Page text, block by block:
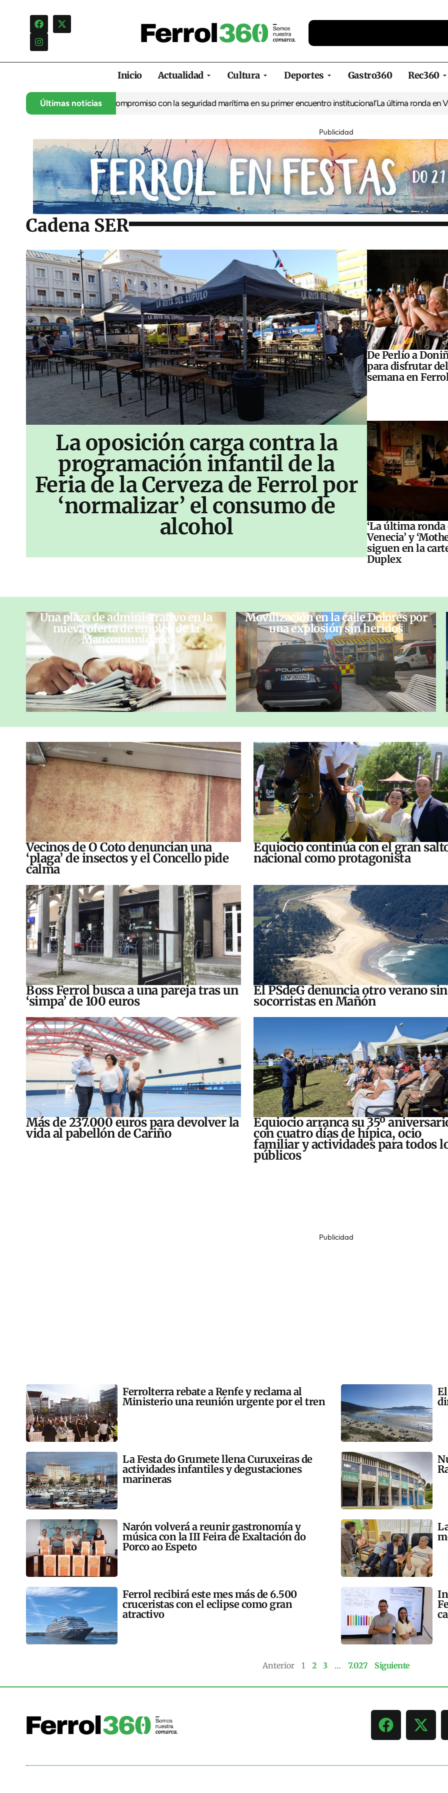
Inicio Actualidad Cultura Deportes Gastro360 Rec360
Últimas noticias
reafirma su compromiso con la seguridad marítima en su primer encuentro institucional‘La última ronda en Venecia’ y
Publicidad
Cadena SER
La oposición carga contra la
programación infantil de la
Feria de la Cerveza de Ferrol por
‘normalizar’ el consumo de
alcohol
De Perlío a
para disfrutar
semana en
‘La última ronda
Venecia’ y
siguen en la
Duplex
Una plaza de administrativo en la
nueva oferta de empleo de la
Mancomunidade
Movilización en la calle Dolores por
una explosión sin heridos
Vecinos de O Coto denuncian una
‘plaga’ de insectos y el Concello pide
calma
Equiocio continúa con el gran
nacional como protagonista
Boss Ferrol busca a una pareja tras un
‘simpa’ de 100 euros
El PSdeG denuncia otro verano sin
socorristas en Mañón
Más de 237.000 euros para devolver la
vida al pabellón de Cariño
Equiocio arranca su 35º
con cuatro días de hípica, ocio
familiar y actividades para todos
públicos
Publicidad
Ferrolterra rebate a Renfe y reclama al
Ministerio una reunión urgente por el tren
La Festa do Grumete llena Curuxeiras de
actividades infantiles y degustaciones
marineras
Narón volverá a reunir gastronomía y
música con la III Feira de Exaltación do
Porco ao Espeto
Ferrol recibirá este mes más de 6.500
cruceristas con el eclipse como gran
atractivo
Anterior 1 2 3 … 7.027 Siguiente